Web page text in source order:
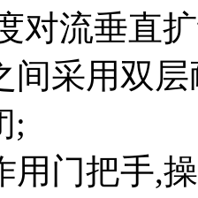
对流垂直
间采用双
;
用门把手,